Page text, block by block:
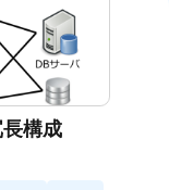
構成